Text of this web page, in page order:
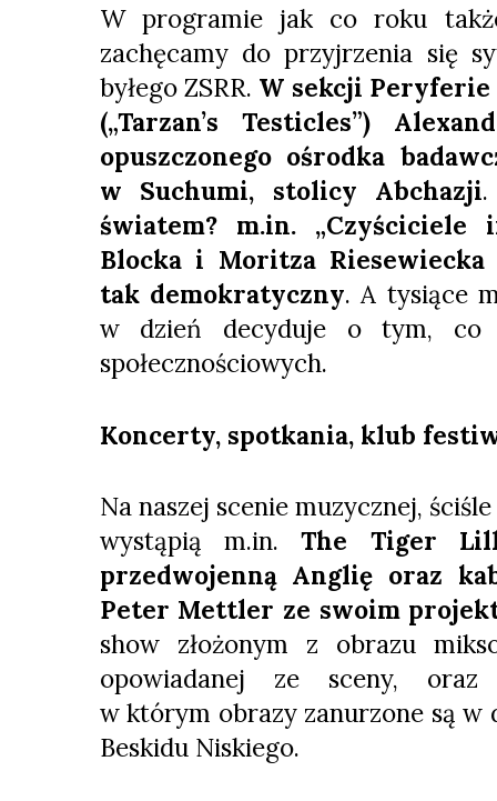
W programie jak co roku
zachęcamy do przyjrzenia się
byłego ZSRR. W sekcji Peryferie
(„Tarzan’s Testicles”)
opuszczonego ośrodka
w Suchumi, stolicy Abchazji
światem? m.in. „Czyściciele
Blocka i Moritza
tak demokratyczny. A tysiące
w dzień decyduje o tym,
społecznościowych.
Koncerty, spotkania, klub
Na naszej scenie muzycznej,
wystąpią m.in.The Tiger
przedwojenną Anglię oraz
Peter Mettler ze swoim
show złożonym z obrazu
opowiadanej ze sceny,
w którym obrazy zanurzone są w
Beskidu Niskiego.